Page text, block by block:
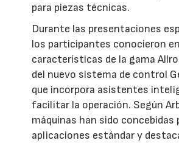
para piezas técnicas.
Durante las presentaciones
los participantes conocieron
características de la gama
del nuevo sistema de control
que incorpora asistentes
facilitar la operación. Según
máquinas han sido concebidas
aplicaciones estándar y